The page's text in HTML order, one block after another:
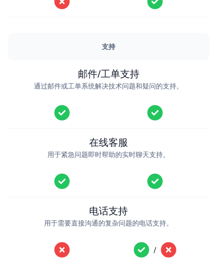
支持
邮件/工单支持
通过邮件或工单系统解决技术问题和疑问的支持。
在线客服
用于紧急问题即时帮助的实时聊天支持。
电话支持
用于需要直接沟通的复杂问题的电话支持。
/